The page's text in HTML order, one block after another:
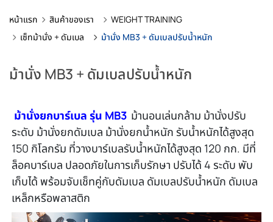
หน้าแรก สินค้าของเรา
WEIGHT TRAINING
เซ็ทม้านั่ง + ดัมเบล
ม้านั่ง MB3 + ดัมเบลปรับน้ำหนัก
ม้านั่ง MB3 + ดัมเบลปรับน้ำหนัก
ม้านั่งยกบาร์เบล รุ่น MB3 ม้านอนเล่นกล้าม ม้านั่งปรับ
ระดับ ม้านั่งยกดัมเบล ม้านั่งยกน้ำหนัก รับน้ำหนักได้สูงสุด
150 กิโลกรัม ที่วางบาร์เบลรับน้ำหนักได้สูงสุด 120 กก. มีที่
ล็อคบาร์เบล ปลอดภัยในการเก็บรักษา ปรับได้ 4 ระดับ พับ
เก็บได้ พร้อมจับเช็ทคู่กับดัมเบล ดัมเบลปรับน้ำหนัก ดัมเบล
เหล็กหรือพลาสติก